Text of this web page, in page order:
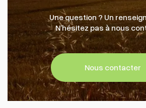
Une question ? Un
N’hésitez pas à nous
Nous contacter